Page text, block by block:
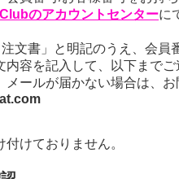
のアカウントセンターに
注文書」と明記のうえ、会
内容を記入して、以下まで
メールが届かない場合は、
けておりません。